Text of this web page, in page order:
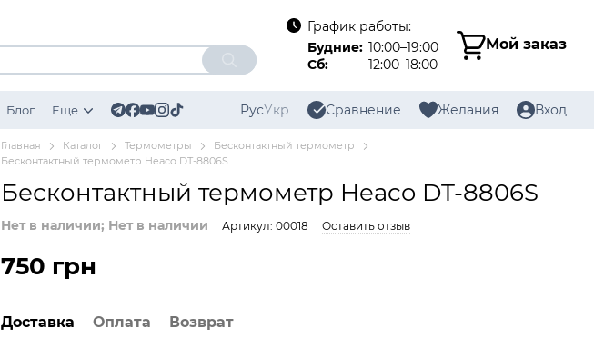
График работы:
Будние: 10:00–19:00
Сб:
12:00–18:00
Мой заказ
Блог Еще РусУкр Сравнение Желания Вход
Главная Каталог Термометры
Бесконтактный термометр
Бесконтактный термометр Heaco DT-8806S
Бесконтактный термометр Heaco DT-8806S
Нет в наличии; Нет в наличии Артикул: 00018 Оставить отзыв
750 грн
Доставка Оплата Возврат